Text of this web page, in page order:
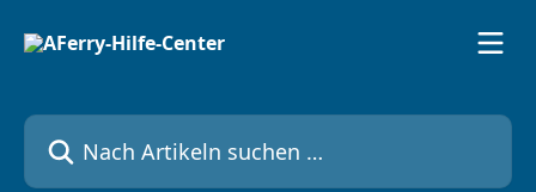
Nach Artikeln suchen …